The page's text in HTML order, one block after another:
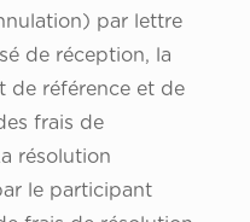
par lettre
de réception, la
de référence et de
frais de
résolution
le participant